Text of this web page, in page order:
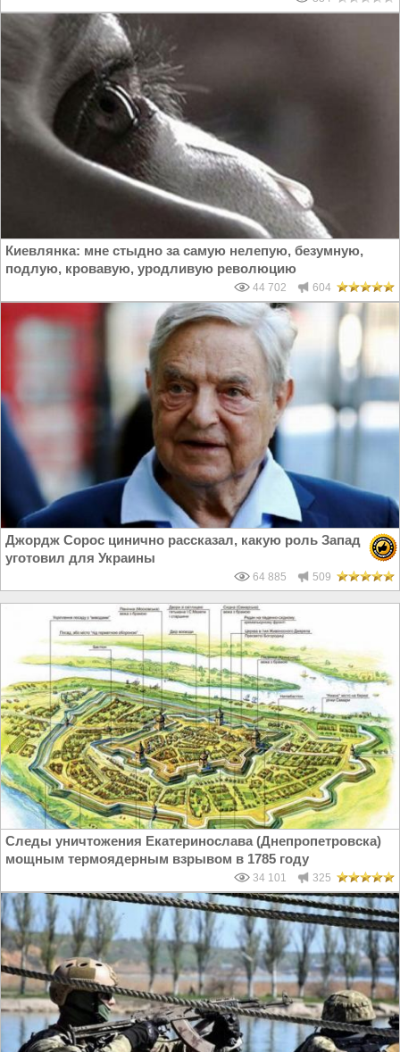
Киевлянка: мне стыдно за самую нелепую, безумную,
подлую, кровавую, уродливую революцию
44 702 604
Джордж Сорос цинично рассказал, какую роль Запад
уготовил для Украины
64 885 509
Следы уничтожения Екатеринослава (Днепропетровска)
мощным термоядерным взрывом в 1785 году
34 101 325